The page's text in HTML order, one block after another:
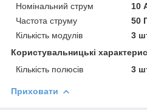
Номінальний струм
10
Частота струму
50
Кількість модулів
3
Користувальницькі
Кількість полюсів
3
Приховати